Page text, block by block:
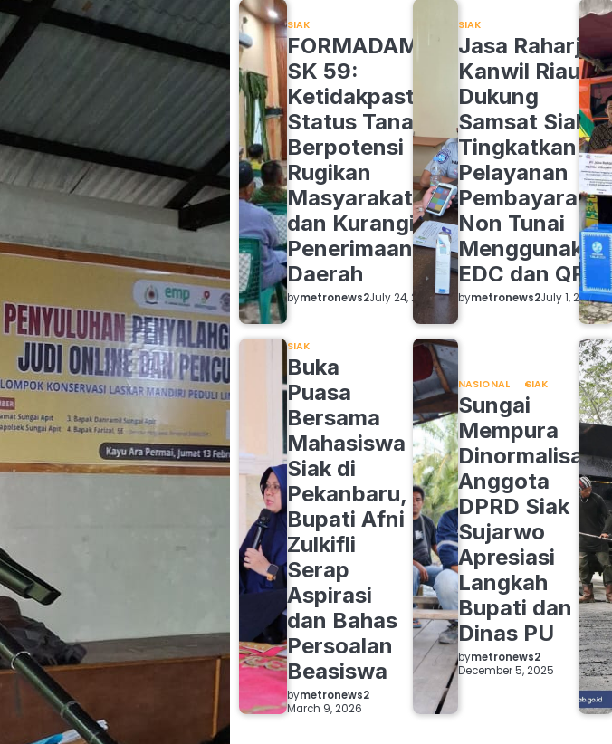
SIAK
FORMADAM
SK 59:
Ketidakpastian
Status Tanah
Berpotensi
Rugikan
Masyarakat
dan Kurangi
Penerimaan
Daerah
bymetronews2July 24, 2026
SIAK
Jasa Raharja
Kanwil Riau
Dukung
Samsat Siak
Tingkatkan
Pelayanan
Pembayaran
Non Tunai
Menggunakan
EDC dan QRIS
bymetronews2July 1, 2026
SIAK
Buka
Puasa
Bersama
Mahasiswa
Siak di
Pekanbaru,
Bupati Afni
Zulkifli
Serap
Aspirasi
dan Bahas
Persoalan
Beasiswa
bymetronews2
March 9, 2026
NASIONAL SIAK
Sungai
Mempura
Dinormalisasi,
Anggota
DPRD Siak
Sujarwo
Apresiasi
Langkah
Bupati dan
Dinas PU
bymetronews2
December 5, 2025